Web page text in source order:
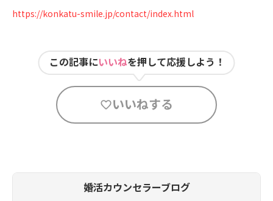
https://konkatu-smile.jp/contact/index.html
この記事にいいねを押して応援しよう！
いいねする
婚活カウンセラーブログ